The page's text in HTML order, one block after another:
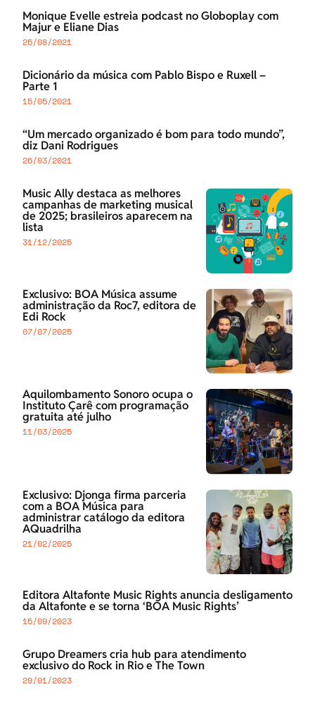
Monique Evelle estreia podcast no Globoplay com
Majur e Eliane Dias
25/08/2021
Dicionário da música com Pablo Bispo e Ruxell –
Parte 1
15/05/2021
“Um mercado organizado é bom para todo mundo”,
diz Dani Rodrigues
26/03/2021
Music Ally destaca as melhores
campanhas de marketing musical
de 2025; brasileiros aparecem na
lista
31/12/2025
Exclusivo: BOA Música assume
administração da Roc7, editora de
Edi Rock
07/07/2025
Aquilombamento Sonoro ocupa o
Instituto Çarê com programação
gratuita até julho
11/03/2025
Exclusivo: Djonga firma parceria
com a BOA Música para
administrar catálogo da editora
AQuadrilha
21/02/2025
Editora Altafonte Music Rights anuncia desligamento
da Altafonte e se torna ‘BOA Music Rights’
15/09/2023
Grupo Dreamers cria hub para atendimento
exclusivo do Rock in Rio e The Town
29/01/2023